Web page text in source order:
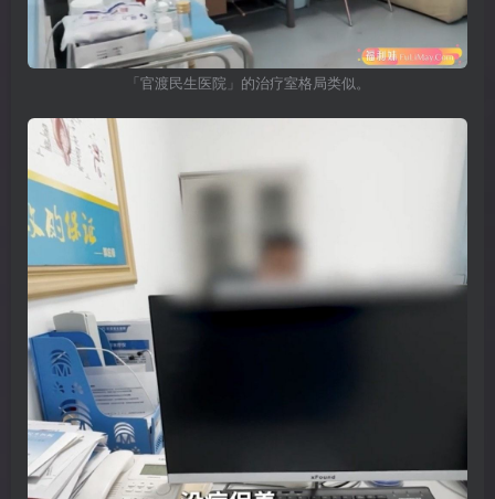
「官渡民生医院」的治疗室格局类似。